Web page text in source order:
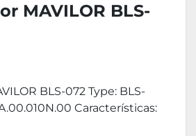
MAVILOR BLS-
BLS-072 Type: BLS-
Características: